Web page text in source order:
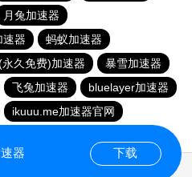
月兔加速器
速器
蚂蚁加速器
久免费)加速器
暴雪加速器
飞兔加速器
bluelayer加速器
ikuuu.me加速器官网
器 下载